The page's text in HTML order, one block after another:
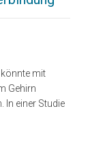
mit
Gehirn
In einer Studie